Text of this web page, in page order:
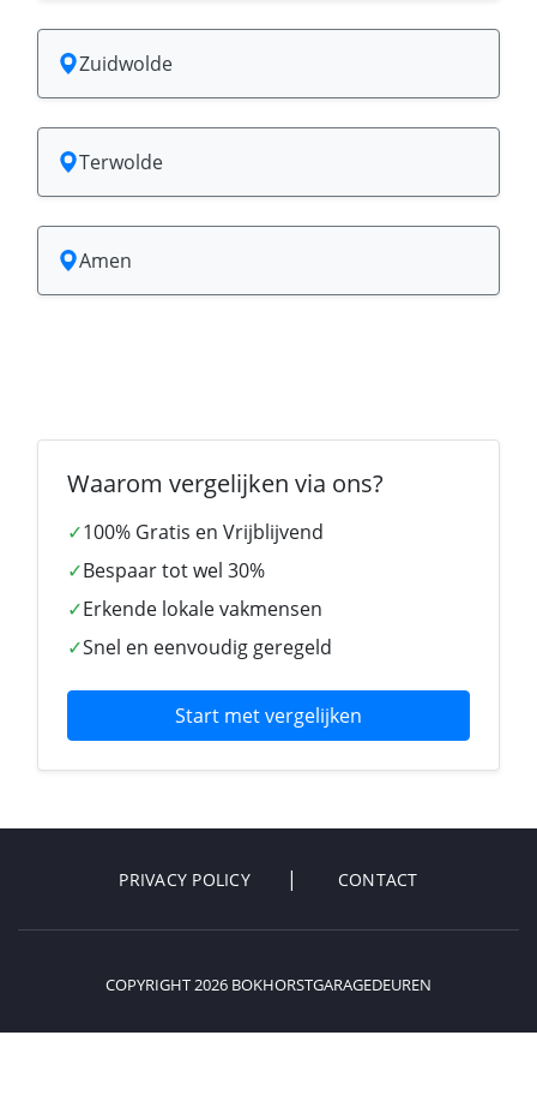
Zuidwolde
Terwolde
Amen
Waarom vergelijken via ons?
✓100% Gratis en Vrijblijvend
✓Bespaar tot wel 30%
✓Erkende lokale vakmensen
✓Snel en eenvoudig geregeld
Start met vergelijken
PRIVACY POLICY CONTACT
COPYRIGHT 2026 BOKHORSTGARAGEDEUREN